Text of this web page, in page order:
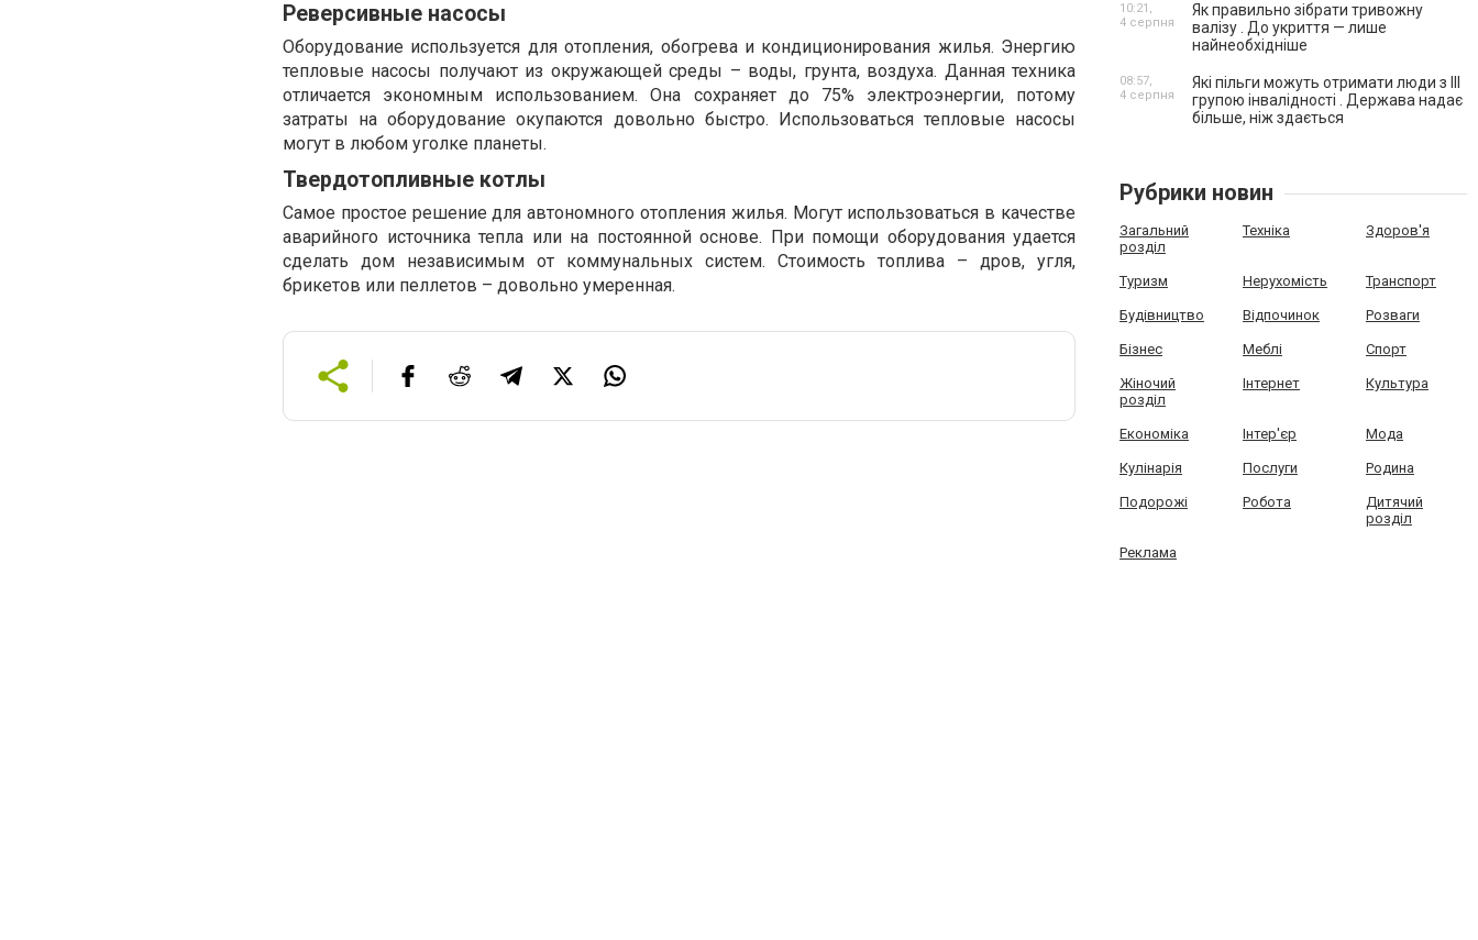
Реверсивные насосы
Оборудование используется для отопления, обогрева и кондиционирования жилья. Энергию
тепловые насосы получают из окружающей среды – воды, грунта, воздуха. Данная техника
отличается экономным использованием. Она сохраняет до 75% электроэнергии, потому
затраты на оборудование окупаются довольно быстро. Использоваться тепловые насосы
могут в любом уголке планеты.
Твердотопливные котлы
Самое простое решение для автономного отопления жилья. Могут использоваться в качестве
аварийного источника тепла или на постоянной основе. При помощи оборудования удается
сделать дом независимым от коммунальных систем. Стоимость топлива – дров, угля,
брикетов или пеллетов – довольно умеренная.
Як правильно зібрати тривожну
валізу . До укриття — лише
найнеобхідніше
10:21,
4 серпня
Які пільги можуть отримати люди з III
групою інвалідності . Держава надає
більше, ніж здається
08:57,
4 серпня
Рубрики новин
Загальний
розділ
Техніка Здоров'я
Туризм Нерухомість Транспорт
Будівництво Відпочинок Розваги
Бізнес Меблі Спорт
Жіночий
розділ
Інтернет Культура
Економіка Інтер'єр Мода
Кулінарія Послуги Родина
Подорожі Робота
Дитячий
розділ
Реклама